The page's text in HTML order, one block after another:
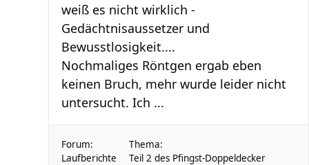
weiß es nicht wirklich -
Gedächtnisaussetzer und
Bewusstlosigkeit....
Nochmaliges Röntgen ergab eben
keinen Bruch, mehr wurde leider nicht
untersucht. Ich ...
Forum:
Laufberichte
Thema:
Teil 2 des Pfingst-Doppeldecker